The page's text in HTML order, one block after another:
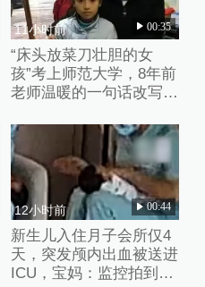
11小时前 00:35
“床头放菜刀壮胆的女
孩”考上师范大学，8年前
老师温暖的一句话改写了
12小时前 00:44
新生儿入住月子会所仅4
天，突发颅内出血被送进
ICU，宝妈：监控拍到护